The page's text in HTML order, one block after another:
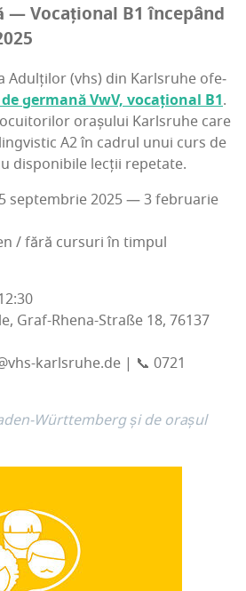
— Voca­țio­nal B1 înce­pând
Adul­ți­lor (vhs) din Karl­sru­he ofe­
ger­ma­nă VwV, voca­țio­nal B1.
ora­șu­lui Karl­sru­he care
A2 în cadrul unui curs de
dis­po­ni­bi­le lec­ții repetate.
sep­tem­brie 2025 — 3 febru­a­rie
/ fără cur­suri în tim­pul
Graf-Rhe­na-Stra­ße 18, 76137
karlsruhe.de | 📞 0721
Würt­tem­berg și de ora­șul